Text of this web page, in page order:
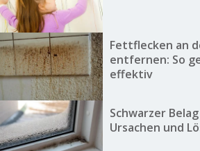
Fettflecken an
entfernen: So
effektiv
Schwarzer
Ursachen und